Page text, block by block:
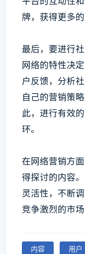
牌，获得更多
最后，要进行
网络的特性决
户反馈，分析
自己的营销策
此，进行有效
环。
在网络营销方
得探讨的内容
灵活性，不断
竞争激烈的市
内容 用户